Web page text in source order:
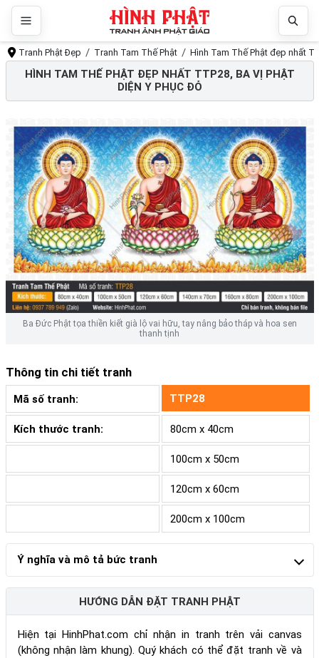
Tranh Phật Đẹp Tranh Tam Thế Phật Hình Tam Thế Phật đẹp nhất
HÌNH TAM THẾ PHẬT ĐẸP NHẤT TTP28, BA VỊ PHẬT
DIỆN Y PHỤC ĐỎ
Ba Đức Phật tọa thiền kiết già lộ vai hữu, tay nâng bảo tháp và hoa sen
thanh tịnh
Thông tin chi tiết tranh
Mã số tranh: TTP28
Kích thước tranh: 80cm x 40cm
100cm x 50cm
120cm x 60cm
200cm x 100cm
Ý nghĩa và mô tả bức tranh
HƯỚNG DẪN ĐẶT TRANH PHẬT
Hiện tại HinhPhat.com chỉ nhận in tranh trên vải canvas
(không nhận làm khung). Quý khách có thể đặt tranh về và